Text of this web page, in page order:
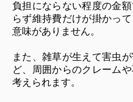
負担にならない程度の金
らず維持費だけが掛かっ
意味がありません。
また、雑草が生えて害虫
ど、周囲からのクレーム
考えられます。